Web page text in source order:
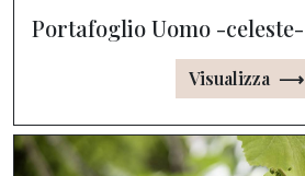
Portafoglio Uomo -celeste-
Visualizza ⟶